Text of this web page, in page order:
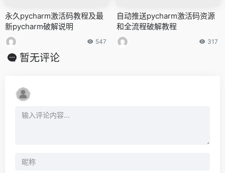
永久pycharm激活码教程及最
新pycharm破解说明
547
自动推送pycharm激活码资源
和全流程破解教程
317
暂无评论